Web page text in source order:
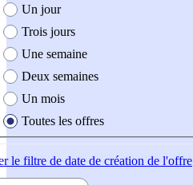
création de l'offre
Un jour
Trois jours
Une semaine
Deux semaines
Un mois
Toutes les offres
le filtre de date de création de l'offre